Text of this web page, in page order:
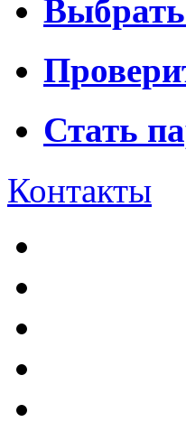
Стать
Контакты